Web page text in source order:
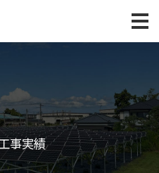
事実績